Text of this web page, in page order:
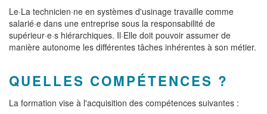
Le·La technicien·ne en systèmes d'usinage travaille comme
salarié·e dans une entreprise sous la responsabilité de
supérieur·e·s hiérarchiques. Il·Elle doit pouvoir assumer de
manière autonome les différentes tâches inhérentes à son métier.
QUELLES COMPÉTENCES ?
La formation vise à l'acquisition des compétences suivantes :